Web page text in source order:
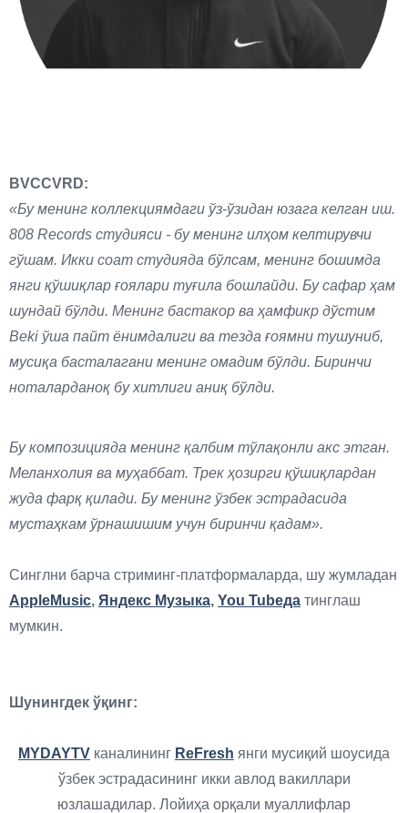
BVCCVRD:
«Бу менинг коллекциямдаги ўз-ўзидан юзага келган иш.
808 Records студияси - бу менинг илҳом келтирувчи
гўшам. Икки соат студияда бўлсам, менинг бошимда
янги қўшиқлар ғоялари туғила бошлайди. Бу сафар ҳам
шундай бўлди. Менинг бастакор ва ҳамфикр дўстим
Beki ўша пайт ёнимдалиги ва тезда ғоямни тушуниб,
мусиқа басталагани менинг омадим бўлди. Биринчи
ноталарданоқ бу хитлиги аниқ бўлди.
Бу композицияда менинг қалбим тўлақонли акс этган.
Меланхолия ва муҳаббат. Трек ҳозирги қўшиқлардан
жуда фарқ қилади. Бу менинг ўзбек эстрадасида
мустаҳкам ўрнашишим учун биринчи қадам».
Синглни барча стриминг-платформаларда, шу жумладан
AppleMusic, Яндекс Музыка, You Tubeда тинглаш
мумкин.
Шунингдек ўқинг:
MYDAYTV каналининг ReFresh янги мусиқий шоусида
ўзбек эстрадасининг икки авлод вакиллари
юзлашадилар. Лойиҳа орқали муаллифлар